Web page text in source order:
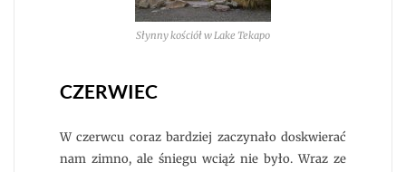
Słynny kościół w Lake Tekapo
CZERWIEC
W czerwcu coraz bardziej zaczynało doskwierać
nam zimno, ale śniegu wciąż nie było. Wraz ze